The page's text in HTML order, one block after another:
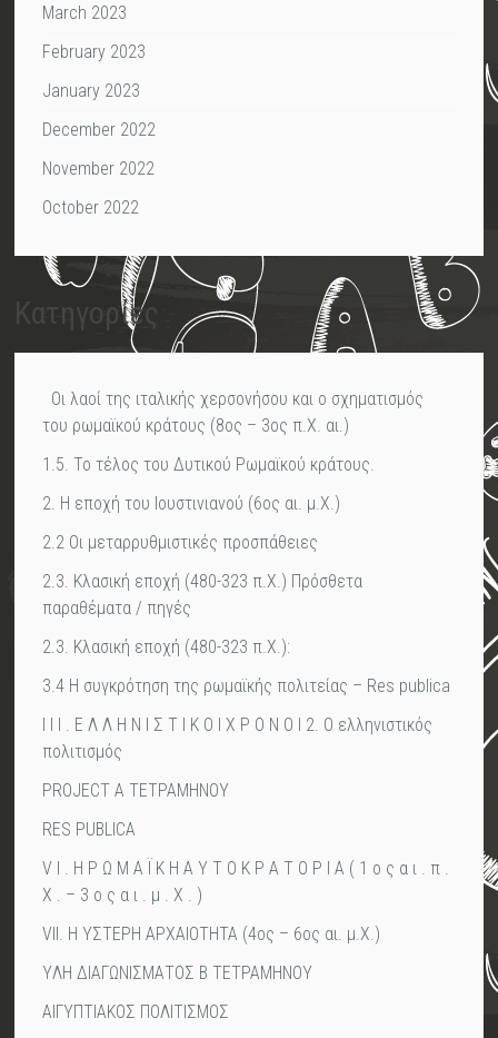
March 2023
February 2023
January 2023
December 2022
November 2022
October 2022
Kατηγορίες
Οι λαοί της ιταλικής χερσονήσου και ο σχηματισμός
του ρωμαϊκού κράτους (8ος – 3ος π.Χ. αι.)
1.5. Το τέλος του Δυτικού Ρωμαϊκού κράτους.
2. Η εποχή του Ιουστινιανού (6ος αι. μ.Χ.)
2.2 Οι μεταρρυθμιστικές προσπάθειες
2.3. Κλασική εποχή (480-323 π.Χ.) Πρόσθετα
παραθέματα / πηγές
2.3. Κλασική εποχή (480-323 π.Χ.):
3.4 Η συγκρότηση της ρωμαϊκής πολιτείας – Res publica
I I I . Ε Λ Λ Η Ν Ι Σ Τ Ι Κ Ο Ι Χ Ρ Ο Ν Ο Ι 2. Ο ελληνιστικός
πολιτισμός
PROJECT A TETΡΑΜΗΝΟΥ
RES PUBLICA
V I . Η Ρ Ω Μ Α Ϊ Κ Η Α Υ Τ Ο Κ Ρ Α Τ Ο Ρ Ι Α ( 1 ο ς α ι . π .
Χ . – 3 ο ς α ι . μ . Χ . )
VII. Η ΥΣΤΕΡΗ ΑΡΧΑΙΟΤΗΤΑ (4ος – 6ος αι. μ.Χ.)
YΛΗ ΔΙΑΓΩΝΙΣΜΑΤΟΣ Β ΤΕΤΡΑΜΗΝΟΥ
ΑΙΓΥΠΤΙΑΚΟΣ ΠΟΛΙΤΙΣΜΟΣ